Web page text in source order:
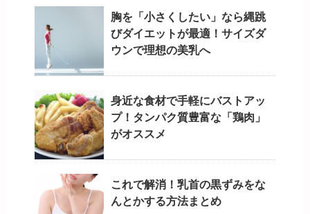
胸を「小さくしたい」なら縄跳
びダイエットが最適！サイズダ
ウンで理想の美乳へ
身近な食材で手軽にバストアッ
プ！タンパク質豊富な「鶏肉」
がオススメ
これで解消！乳首の黒ずみをな
んとかする方法まとめ